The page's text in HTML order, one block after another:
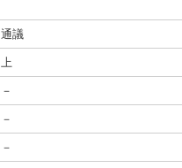
通議
上
－
－
－